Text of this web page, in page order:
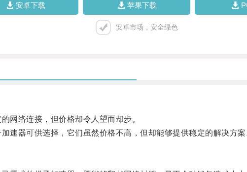
安卓下载 苹果下载
安卓市场，安全绿色
络连接，但价格却令人望而却步。
器可供选择，它们虽然价格不高，但却能够提供稳定的解决方案